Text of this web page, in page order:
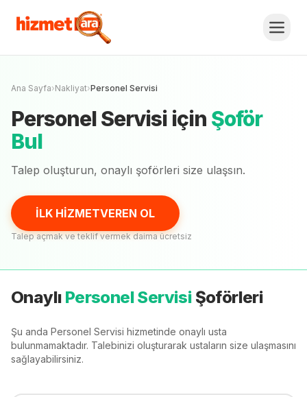
Fiyat Teklifi Al,
Karşılaştır.
İLK HİZMETVEREN OL
Ana Sayfa›Nakliyat›Personel Servisi
Personel Servisi için Şoför
Bul
Talep oluşturun, onaylı şoförleri size ulaşsın.
İLK HİZMETVEREN OL
Talep açmak ve teklif vermek daima ücretsiz
Onaylı Personel Servisi Şoförleri
Şu anda Personel Servisi hizmetinde onaylı usta
bulunmamaktadır. Talebinizi oluşturarak ustaların size ulaşmasını
sağlayabilirsiniz.